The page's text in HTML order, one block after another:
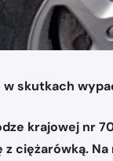
skutkach
krajowej nr
z ciężarówką.